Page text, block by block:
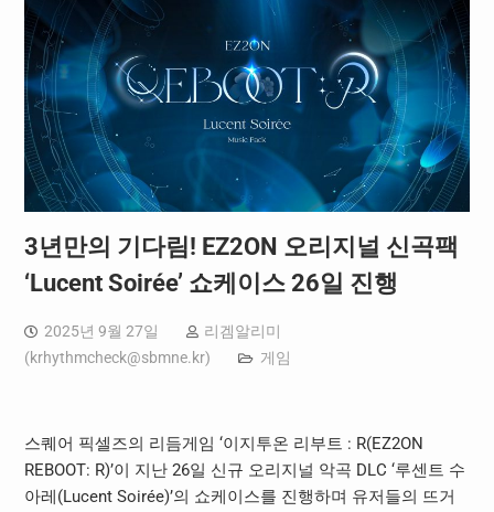
3년만의 기다림! EZ2ON 오리지널 신곡팩
‘Lucent Soirée’ 쇼케이스 26일 진행
2025년 9월 27일
리겜알리미
(krhythmcheck@sbmne.kr) 게임
스퀘어 픽셀즈의 리듬게임 ‘이지투온 리부트 : R(EZ2ON
REBOOT: R)’이 지난 26일 신규 오리지널 악곡 DLC ‘루센트 수
아레(Lucent Soirée)’의 쇼케이스를 진행하며 유저들의 뜨거